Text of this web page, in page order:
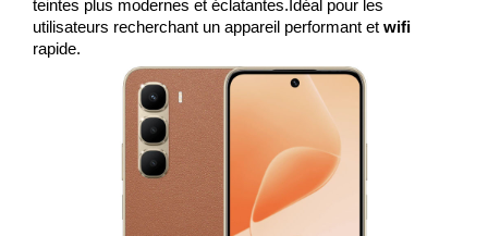
teintes plus modernes et éclatantes.Idéal pour les
utilisateurs recherchant un appareil performant et
rapide.